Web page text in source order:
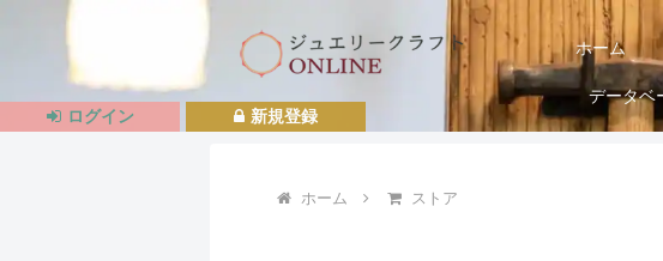
ホーム
データベ
ホーム ストア
新規登録
ログイン